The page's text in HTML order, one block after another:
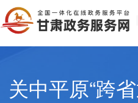
关中平原“跨